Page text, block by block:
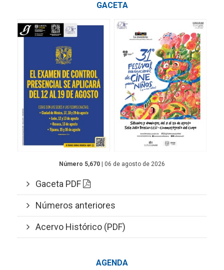
GACETA
Número 5,670 | 06 de agosto de 2026
Gaceta PDF
Números anteriores
Acervo Histórico (PDF)
AGENDA